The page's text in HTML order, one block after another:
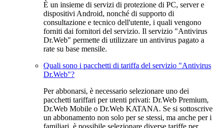
È un insieme di servizi di protezione di PC, server e
dispositivi Android, nonché di supporto di
consultazione e tecnico dell'utente, i quali vengono
forniti dai fornitori del servizio. Il servizio "Antivirus
Dr.Web" permette di utilizzare un antivirus pagato a
rate su base mensile.
Quali sono i pacchetti di tariffa del servizio "Antivirus
Dr.Web"?
Per abbonarsi, è necessario selezionare uno dei
pacchetti tariffari per utenti privati: Dr.Web Premium,
Dr.Web Mobile o Dr.Web KATANA. Se si sottoscrive
un abbonamento non solo per se stessi, ma anche per i